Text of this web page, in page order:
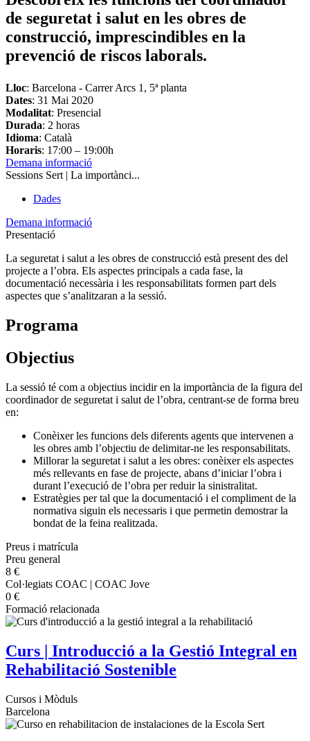
de seguretat i salut en les obres de
construcció, imprescindibles en la
prevenció de riscos laborals.
Lloc: Barcelona - Carrer Arcs 1, 5ª planta
Dates: 31 Mai 2020
Modalitat: Presencial
Durada: 2 horas
Idioma: Català
Horaris: 17:00 – 19:00h
Demana informació
Sessions Sert | La importànci...
Dades
Demana informació
Presentació
La seguretat i salut a les obres de construcció està present des del
projecte a l’obra. Els aspectes principals a cada fase, la
documentació necessària i les responsabilitats formen part dels
aspectes que s’analitzaran a la sessió.
Programa
Objectius
La sessió té com a objectius incidir en la importància de la figura del
coordinador de seguretat i salut de l’obra, centrant-se de forma breu
en:
Conèixer les funcions dels diferents agents que intervenen a
les obres amb l’objectiu de delimitar-ne les responsabilitats.
Millorar la seguretat i salut a les obres: conèixer els aspectes
més rellevants en fase de projecte, abans d’iniciar l’obra i
durant l’execució de l’obra per reduir la sinistralitat.
Estratègies per tal que la documentació i el compliment de la
normativa siguin els necessaris i que permetin demostrar la
bondat de la feina realitzada.
Preus i matrícula
Preu general
8 €
Col·legiats COAC | COAC Jove
0 €
Formació relacionada
Curs | Introducció a la Gestió Integral en
Rehabilitació Sostenible
Cursos i Mòduls
Barcelona